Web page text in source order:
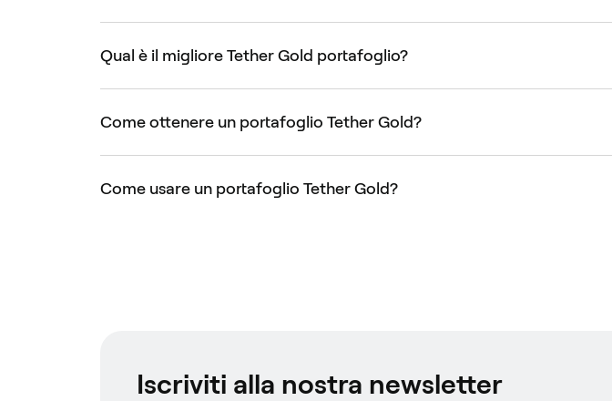
Qual è il migliore Tether Gold portafoglio?
Come ottenere un portafoglio Tether Gold?
Come usare un portafoglio Tether Gold?
Iscriviti alla nostra newsletter